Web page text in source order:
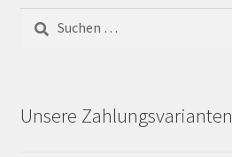
Suchen
nach:
Unsere Zahlungsvarianten